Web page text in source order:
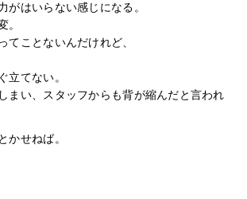
がはいらない感じになる。
。
てことないんだけれど、
立てない。
まい、スタッフからも背が縮んだと言われ
かせねば。